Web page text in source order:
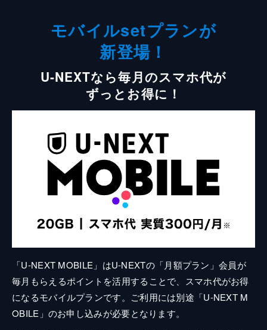
モバイルsetプランが
新登場！
U-NEXTなら毎月のスマホ代が
ずっとお得に！
「U-NEXT MOBILE」はU-NEXTの「月額プラン」会員が
毎月もらえるポイントを活用することで、スマホ代がお得
になるモバイルプランです。ご利用には別途「U-NEXT M
OBILE」のお申し込みが必要となります。